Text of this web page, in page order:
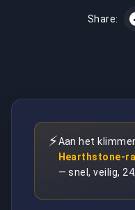
Share:
⚡Aan het
Hearthstone-
— snel, veilig,